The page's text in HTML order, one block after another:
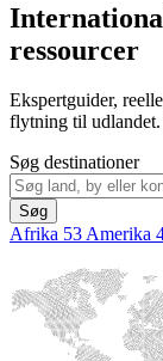
ressourcer
Ekspertguider,
flytning til
Søg destinationer
Søg
Afrika 53Amerika